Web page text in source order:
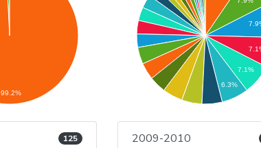
99.2%
125
7.1%
6.3%
2009-2010